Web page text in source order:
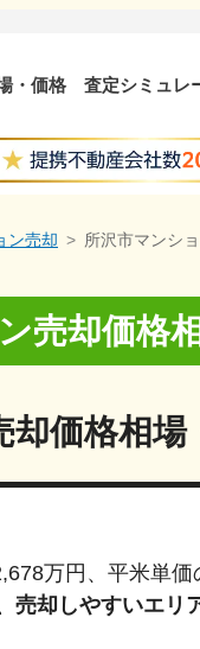
・価格 査定シミュレ
ン売却 所沢市マンシ
売却価格
却価格相場
万円、平米単価
売却しやすいエリ